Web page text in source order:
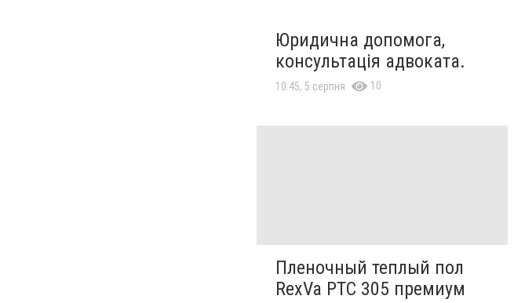
Юридична допомога,
консультація адвоката.
10:45, 5 серпня 10
Пленочный теплый пол
RexVa PTC 305 премиум